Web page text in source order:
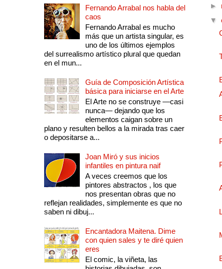
Fernando Arrabal nos habla del
caos
Fernando Arrabal es mucho
más que un artista singular, es
uno de los últimos ejemplos
del surrealismo artístico plural que quedan
en el mun...
Guía de Composición Artística
básica para iniciarse en el Arte
El Arte no se construye —casi
nunca— dejando que los
elementos caigan sobre un
plano y resulten bellos a la mirada tras caer
o depositarse a...
Joan Miró y sus inicios
infantiles en pintura naif
A veces creemos que los
pintores abstractos , los que
nos presentan obras que no
reflejan realidades, simplemente es que no
saben ni dibuj...
Encantadora Maitena. Dime
con quien sales y te diré quien
eres
El comic, la viñeta, las
►
▼